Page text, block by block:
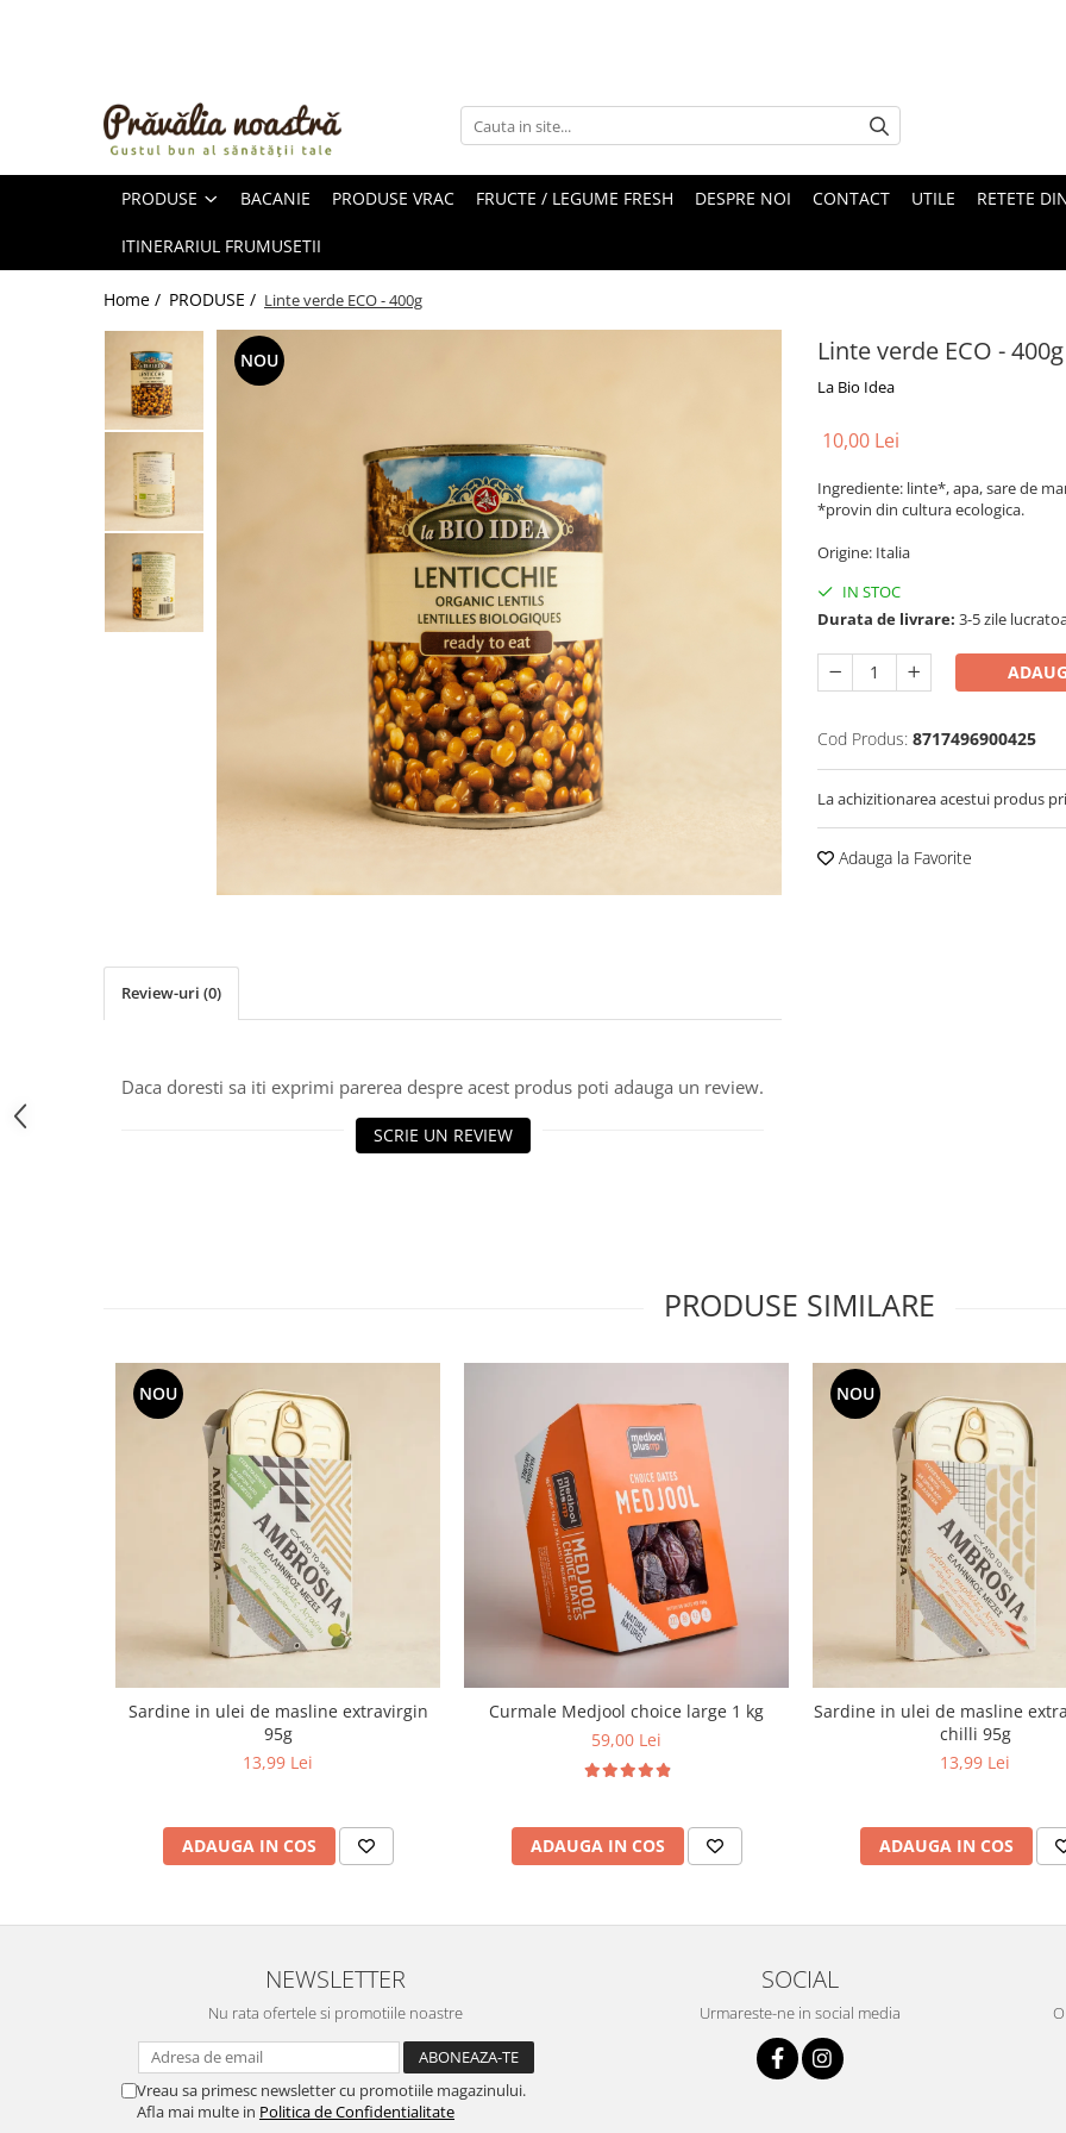
ULEIURI ȘI UNTURI
FRUCTE DESHIDRATATE
ÎNDULCITORI NATURALI / MIERE
FRUCTE LA CONSERVĂ
OȚETURI ȘI SOSURI
FĂINĂ FĂRĂ GLUTEN
BĂUTURI / LAPTE VEGETAL
OREZ ȘI CEREALE
CREME ȘI PASTE TARTINABILE
CEAIURI GRECEȘTI
TOATE PRODUSELE
PRODUSE BACANIE PRODUSE VRAC FRUCTE / LEGUME FRESH DESPRE NOI CONTACT UTILE RETETE
ITINERARIUL FRUMUSETII
Home / PRODUSE / Linte verde ECO - 400g
Linte verde ECO - 400g
La Bio Idea
NOU
10,00 Lei
Ingrediente: linte*, apa, sare de
*provin din cultura ecologica.
Origine: Italia
IN STOC
Durata de livrare: 3-5 zile
Cod Produs: 8717496900425
La achizitionarea acestui produs
Adauga la Favorite
Review-uri (0)
Daca doresti sa iti exprimi parerea despre acest produs poti adauga un review.
SCRIE UN REVIEW
PRODUSE SIMILARE
NOU
Sardine in ulei de masline extravirgin
95g
13,99 Lei
ADAUGA IN COS
Curmale Medjool choice large 1 kg
59,00 Lei
ADAUGA IN COS
NOU
Sardine in ulei de masline
chilli 95g
13,99 Lei
ADAUGA IN COS
NEWSLETTER
Nu rata ofertele si promotiile noastre
Vreau sa primesc newsletter cu promotiile magazinului.
Afla mai multe in Politica de Confidentialitate
SOCIAL
Urmareste-ne in social media